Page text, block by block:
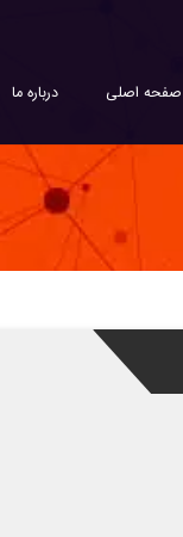
صفحه اصلی درباره ما